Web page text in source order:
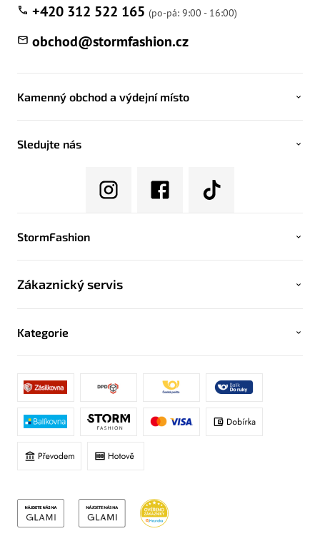
obchod@stormfashion.cz
+420 312 522 165
Kamenný obchod a výdejní místo
Sledujte nás
StormFashion
Zákaznický servis
Kategorie